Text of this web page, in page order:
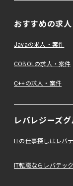
おすすめの求
Javaの求人・案件
COBOLの求人・案件
C++の求人・案件
レバレジーズ
ITの仕事探しはレバ
IT転職ならレバテッ